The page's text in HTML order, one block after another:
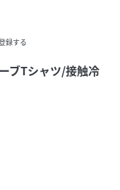
録する
ブTシャツ/接触冷